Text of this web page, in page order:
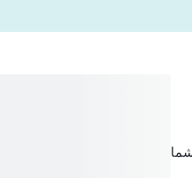
به دفعات که این دو واژه
و همچنین منی که مهندسی